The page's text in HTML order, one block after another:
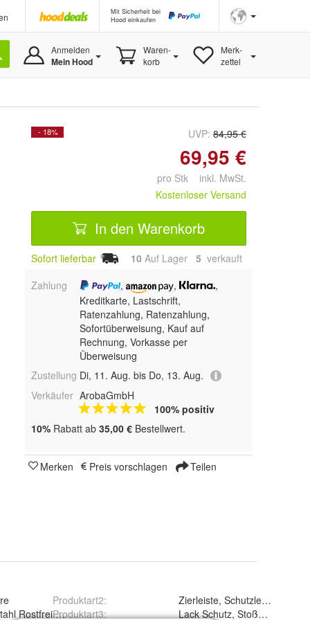
Mit Sicherheit bei
Hood einkaufen
Anmelden
Mein Hood
Waren-
korb
Merk-
zettel
- 18% UVP: 84,95 €
69,95 €
pro Stk inkl. MwSt.
Kostenloser Versand
In den Warenkorb
Sofort lieferbar 10 Auf Lager 5 verkauft
Zahlung
, ,
,
Kreditkarte, Lastschrift,
Ratenzahlung, Ratenzahlung,
Sofortüberweisung, Kauf auf
Rechnung, Vorkasse per
Überweisung
Zustellung Di, 11. Aug. bis Do, 13. Aug.
Verkäufer ArobaGmbH
100% positiv
10% Rabatt ab 35,00 € Bestellwert.
Merken Preis vorschlagen Teilen
Rostfrei V2A, Pulverbeschichtet
Produktart2:
Zierleiste, Schutzleiste
Produktart3:
Lack Schutz, Stoßstangen